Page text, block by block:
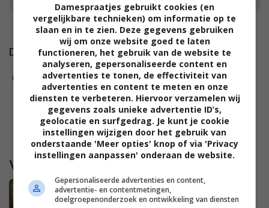
Damespraatjes op
Waargebeurd
Marieke: “De kinderen in pyjama naar
school brengen is niet zo erg toch?”
Damespraatjes gebruikt cookies (en
vergelijkbare technieken) om informatie op te
slaan en in te zien. Deze gegevens gebruiken
wij om onze website goed te laten
functioneren, het gebruik van de website te
analyseren, gepersonaliseerde content en
advertenties te tonen, de effectiviteit van
advertenties en content te meten en onze
diensten te verbeteren. Hiervoor verzamelen wij
gegevens zoals unieke advertentie ID’s,
geolocatie en surfgedrag. Je kunt je cookie
instellingen wijzigen door het gebruik van
onderstaande 'Meer opties' knop of via 'Privacy
instellingen aanpassen' onderaan de website.
Gepersonaliseerde advertenties en content,
advertentie- en contentmetingen,
doelgroepenonderzoek en ontwikkeling van diensten